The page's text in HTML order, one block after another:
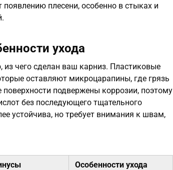
появлению плесени, особенно в стыках и
ухода
чего сделан ваш карниз. Пластиковые
оставляют микроцарапины, где грязь
подвержены коррозии, поэтому
без последующего тщательного
устойчива, но требует внимания к швам,
Особенности ухода